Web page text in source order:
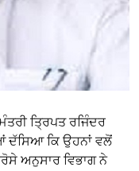
ਤ੍ਰਿਪਤ ਰਜਿੰਦਰ
ਦੱਸਿਆ ਕਿ ਉਹਨਾਂ ਵਲੋਂ
ਅਨੁਸਾਰ ਵਿਭਾਗ ਨੇ